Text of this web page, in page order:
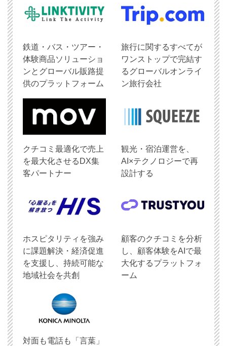
鉄道・バス・ツアー・
体験商品ソリューショ
ンとグローバル販路提
供のプラットフォーム
旅行に関するすべてが
ワンストップで完結す
るグローバルオンライ
ン旅行会社
クチコミ最適化で売上
を最大化させるDX集
客パートナー
観光・宿泊運営を、
AI×テクノロジーで再
設計する
ホスピタリティを強み
に課題解決・経済促進
を支援し、持続可能な
地域社会を共創
顧客のクチコミを分析
し、顧客体験をAIで最
大化するプラットフォ
ーム
対面も電話も「言葉」